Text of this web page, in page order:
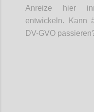
Anreize hier
entwickeln. Kann
DV-GVO